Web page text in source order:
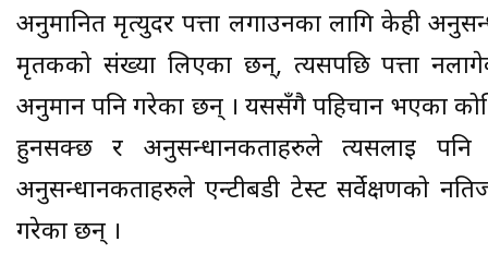
अनुमानित मृत्युदर पत्ता लगाउनका लागि केही
मृतकको संख्या लिएका छन्, त्यसपछि पत्ता
अनुमान पनि गरेका छन् । यससँगै पहिचान भएका
हुनसक्छ र अनुसन्धानकर्ताहरुले त्यसलाई
अनुसन्धानकर्ताहरुले एन्टीबडी टेस्ट सर्वेक्षणको
गरेका छन् ।